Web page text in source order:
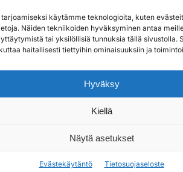
käytämme teknologioita, kuten
Näiden tekniikoiden hyväksyminen antaa
tai yksilöllisiä tunnuksia tällä sivustolla.
haitallisesti tiettyihin ominaisuuksiin ja
Hyväksy
Kiellä
Näytä asetukset
Evästekäytäntö Tietosuojaseloste